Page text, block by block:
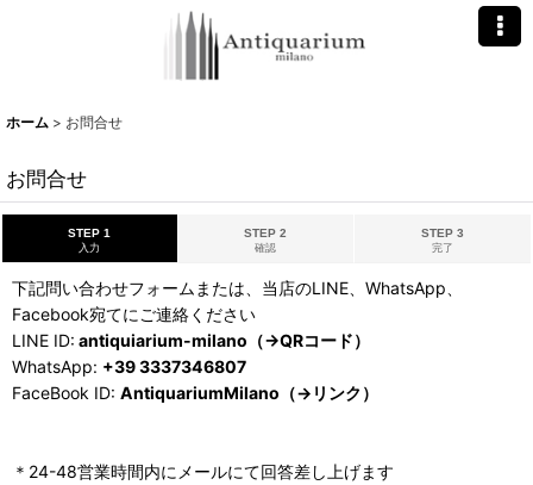
ホーム > お問合せ
お問合せ
STEP 1
入力
STEP 2
確認
STEP 3
完了
下記問い合わせフォームまたは、当店のLINE、WhatsApp、
Facebook宛てにご連絡ください
LINE ID: antiquiarium-milano（→QRコード）
WhatsApp: +39 3337346807
FaceBook ID: AntiquariumMilano（→リンク）
＊24-48営業時間内にメールにて回答差し上げます